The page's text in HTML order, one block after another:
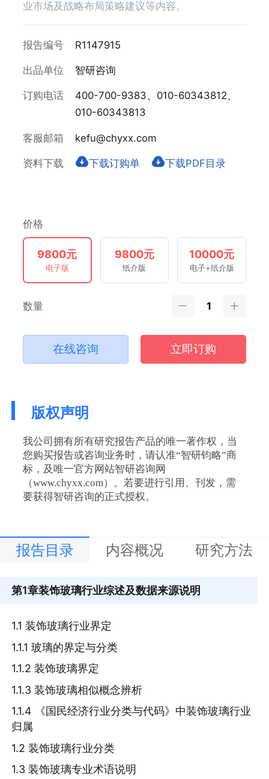
业市场及战略布局策略建议等内容。
报告编号 R1147915
出品单位 智研咨询
订购电话
400-700-9383、010-60343812、
010-60343813
客服邮箱 kefu@chyxx.com
资料下载 下载订购单 下载PDF目录
价格
9800元
电子版
9800元
纸介版
10000元
电子+纸介版
数量
在线咨询 立即订购
版权声明
我公司拥有所有研究报告产品的唯一著作权，当
您购买报告或咨询业务时，请认准“智研钧略”商
标，及唯一官方网站智研咨询网
（www.chyxx.com）。若要进行引用、刊发，需
要获得智研咨询的正式授权。
报告目录 内容概况 研究方法
第1章装饰玻璃行业综述及数据来源说明
1.1 装饰玻璃行业界定
1.1.1 玻璃的界定与分类
1.1.2 装饰玻璃界定
1.1.3 装饰玻璃相似概念辨析
1.1.4 《国民经济行业分类与代码》中装饰玻璃行业
归属
1.2 装饰玻璃行业分类
1.3 装饰玻璃专业术语说明